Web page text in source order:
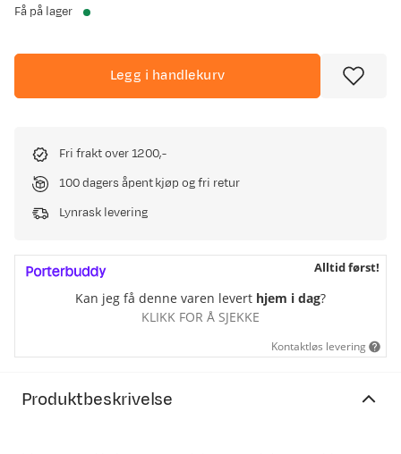
Få på lager
Legg i handlekurv
Fri frakt over 1200,-
100 dagers åpent kjøp og fri retur
Lynrask levering
Alltid først!
Kan jeg få denne varen levert hjem i dag?
KLIKK FOR Å SJEKKE
Kontaktløs levering
Produktbeskrivelse